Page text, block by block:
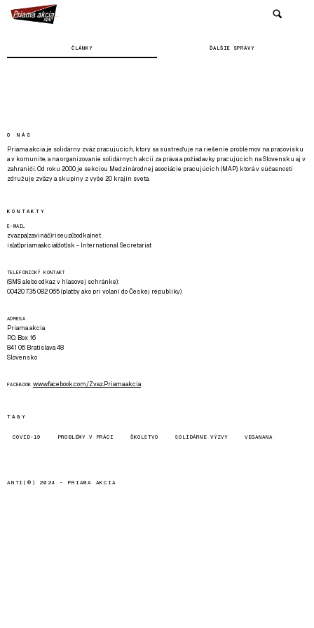
ČLÁNKY ĎALŠIE SPRÁVY
O NÁS
Priama akcia je solidárny zväz pracujúcich, ktorý sa sústreďuje na riešenie problémov na pracovisku
a v komunite, a na organizovanie solidárnych akcií za práva a požiadavky pracujúcich na Slovensku aj v
zahraničí. Od roku 2000 je sekciou Medzinárodnej asociácie pracujúcich (MAP), ktorá v súčasnosti
združuje zväzy a skupiny z vyše 20 krajín sveta.
KONTAKTY
E-MAIL
zvazpa(zavináč)riseup(bodka)net
is(at)priamaakcia(dot)sk - International Secretariat
TELEFONICKÝ KONTAKT
(SMS alebo odkaz v hlasovej schránke):
00420 735 082 065 (platby ako pri volaní do Českej republiky)
ADRESA
Priama akcia
P.O. Box 16
841 06 Bratislava 48
Slovensko
FACEBOOK www.facebook.com/Zvaz.Priama.akcia
TAGY
COVID-19 PROBLÉMY V PRÁCI ŠKOLSTVO SOLIDÁRNE VÝZVY VEGANANA
ANTI(©) 2024 - PRIAMA AKCIA